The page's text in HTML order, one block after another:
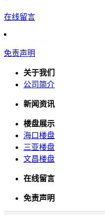
在线留言
免责声明
关于我们
公司简介
新闻资讯
楼盘展示
海口楼盘
三亚楼盘
文昌楼盘
在线留言
免责声明